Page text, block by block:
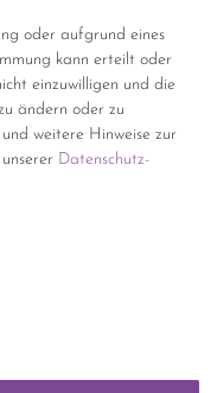
oder aufgrund eines
kann erteilt oder
einzuwilligen und die
ändern oder zu
und weitere Hinweise zur
Daten­schutz­
(innerhalb
kaufen wir dieses an.
gem. § 25a
Ausweis der
erfolgt nicht.)